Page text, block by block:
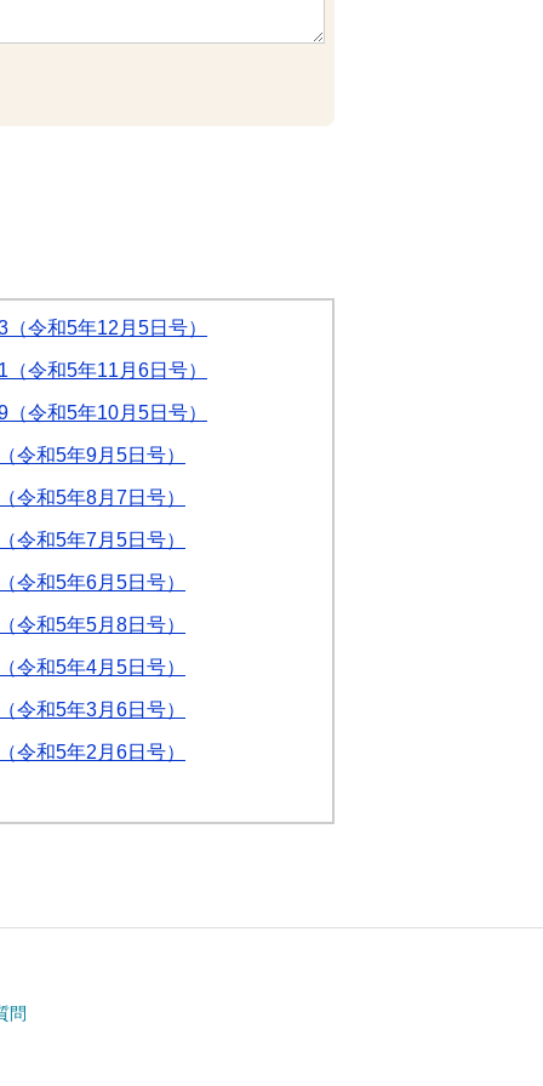
令和5年12月5日号）
令和5年11月6日号）
令和5年10月5日号）
和5年9月5日号）
和5年8月7日号）
和5年7月5日号）
和5年6月5日号）
和5年5月8日号）
和5年4月5日号）
和5年3月6日号）
和5年2月6日号）
問